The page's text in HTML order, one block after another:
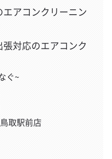
アコンクリーニン
対応のエアコンク
ぐ~
取駅前店